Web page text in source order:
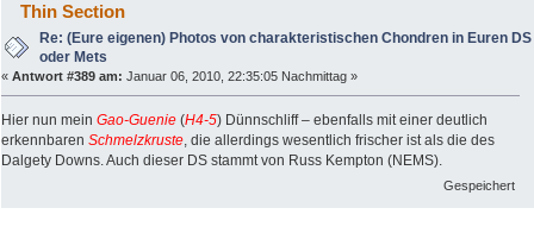
Thin Section
Re: (Eure eigenen) Photos von charakteristischen Chondren in Euren DS
oder Mets
« Antwort #389 am: Januar 06, 2010, 22:35:05 Nachmittag »
Hier nun mein Gao-Guenie (H4-5) Dünnschliff – ebenfalls mit einer deutlich
erkennbaren Schmelzkruste, die allerdings wesentlich frischer ist als die des
Dalgety Downs. Auch dieser DS stammt von Russ Kempton (NEMS).
Gespeichert